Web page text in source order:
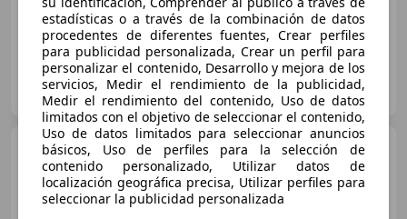
Particular
ES-07157 mallorca
Volkswagen Passat
VariantPassat Variant 2.0TDI
Sport DSG 140kW Sport
estadísticas o a través de la combinación de datos
procedentes de diferentes fuentes, Crear perfiles
para publicidad personalizada, Crear un perfil para
personalizar el contenido, Desarrollo y mejora de los
servicios, Medir el rendimiento de la publicidad,
Medir el rendimiento del contenido, Uso de datos
limitados con el objetivo de seleccionar el contenido,
Uso de datos limitados para seleccionar anuncios
básicos, Uso de perfiles para la selección de
contenido personalizado, Utilizar datos de
localización geográfica precisa, Utilizar perfiles para
seleccionar la publicidad personalizada